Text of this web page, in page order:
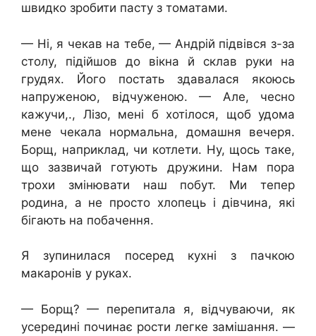
швидко зробити пасту з томатами.
— Ні, я чекав на тебе, — Андрій підвівся з-за
столу, підійшов до вікна й склав руки на
грудях. Його постать здавалася якоюсь
напруженою, відчуженою. — Але, чесно
кажучи,., Лізо, мені б хотілося, щоб удома
мене чекала нормальна, домашня вечеря.
Борщ, наприклад, чи котлети. Ну, щось таке,
що зазвичай готують дружини. Нам пора
трохи змінювати наш побут. Ми тепер
родина, а не просто хлопець і дівчина, які
бігають на побачення.
Я зупинилася посеред кухні з пачкою
макаронів у руках.
— Борщ? — перепитала я, відчуваючи, як
усередині починає рости легке замішання. —